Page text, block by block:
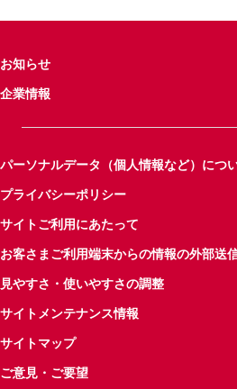
お知らせ
企業情報
パーソナルデータ（個人情報など）につ
プライバシーポリシー
サイトご利用にあたって
お客さまご利用端末からの情報の外部送
見やすさ・使いやすさの調整
サイトメンテナンス情報
サイトマップ
ご意見・ご要望